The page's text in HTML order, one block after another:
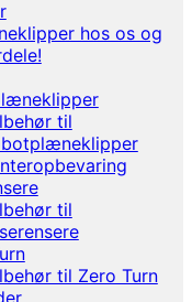
hos os og
til
til
til Zero Turn